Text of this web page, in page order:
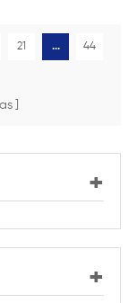
21 ... 44